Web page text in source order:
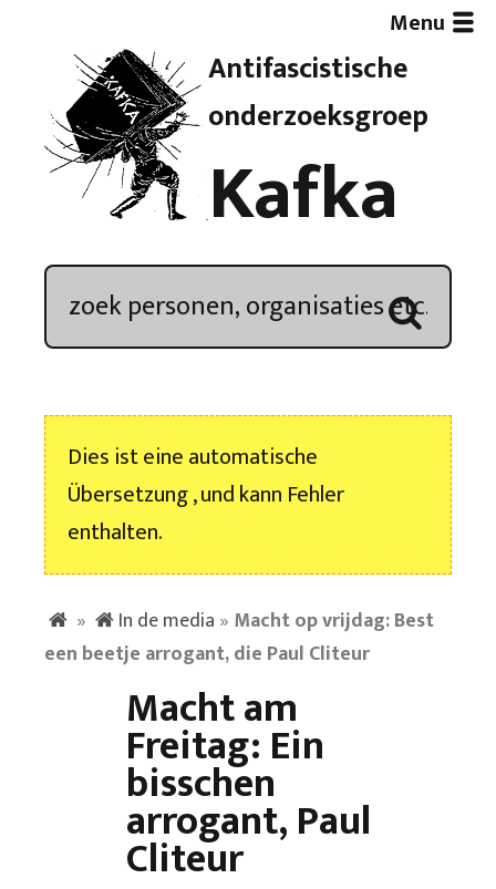
Antifascistische
onderzoeksgroep
Kafka
Menu
Artikelen
Demonstratieoverzicht
Kroniek
Nieuwsbrief
Dies ist eine automatische
Übersetzung , und kann Fehler
enthalten.
» In de media » Macht op vrijdag: Best
een beetje arrogant, die Paul Cliteur
Macht am
Freitag: Ein
bisschen
arrogant, Paul
Cliteur